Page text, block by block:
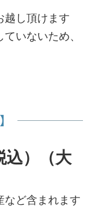
越し頂けます
いないため、
）（大
など含まれます